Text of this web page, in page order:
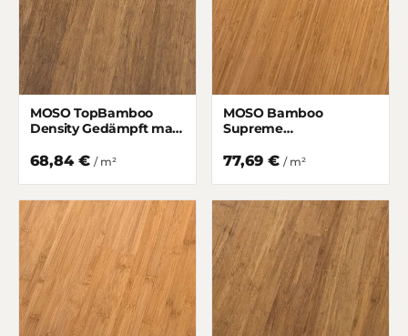
MOSO TopBamboo
Density Gedämpft matt
68,84 € / m²
MOSO Bamboo
Supreme
Gedämpft matt lackiert
77,69 € / m²